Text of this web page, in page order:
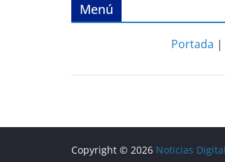
Menú
Portada |
Copyright © 2026 Noticias